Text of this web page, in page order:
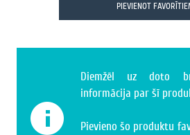
PIEVIENOT
Diemžēl uz doto
informācija par šī
Pievieno šo produktu